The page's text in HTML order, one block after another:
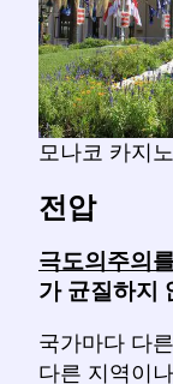
모나코 카지노
전압
극도의주의
가 균질하지
국가마다 다
다른 지역이